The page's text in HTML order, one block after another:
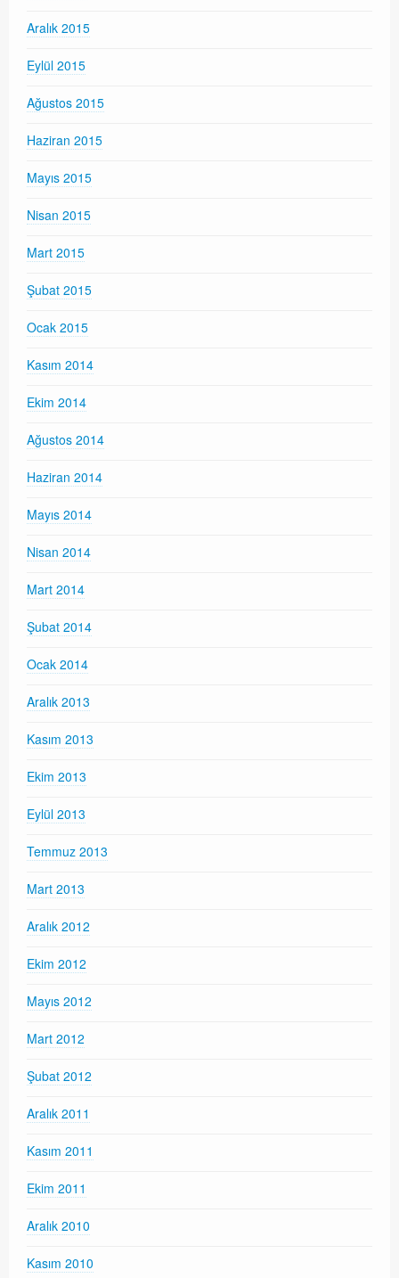
Aralık 2015
Eylül 2015
Ağustos 2015
Haziran 2015
Mayıs 2015
Nisan 2015
Mart 2015
Şubat 2015
Ocak 2015
Kasım 2014
Ekim 2014
Ağustos 2014
Haziran 2014
Mayıs 2014
Nisan 2014
Mart 2014
Şubat 2014
Ocak 2014
Aralık 2013
Kasım 2013
Ekim 2013
Eylül 2013
Temmuz 2013
Mart 2013
Aralık 2012
Ekim 2012
Mayıs 2012
Mart 2012
Şubat 2012
Aralık 2011
Kasım 2011
Ekim 2011
Aralık 2010
Kasım 2010